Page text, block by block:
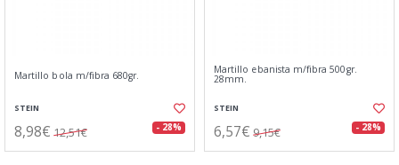
Martillo bola m/fibra 680gr.
STEIN
8,98€ 12,51€ - 28%
Martillo ebanista m/fibra 500gr.
28mm.
STEIN
6,57€ 9,15€ - 28%